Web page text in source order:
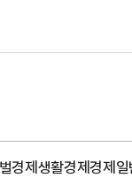
경제생활경제경제